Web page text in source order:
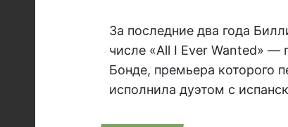
За последние два года
числе «All I Ever Wanted» —
Бонде, премьера которого
исполнила дуэтом с